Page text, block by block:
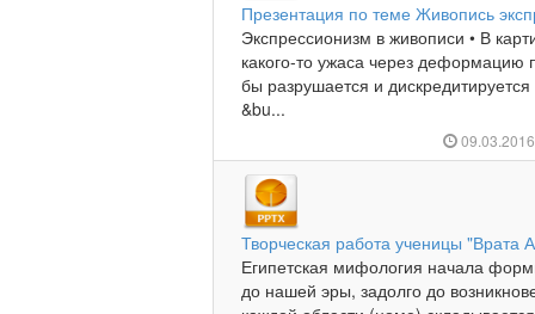
Презентация по теме Живопись
Экспрессионизм в живописи • В
какого-то ужаса через
бы разрушается и
&bu...
Творческая работа ученицы "Врата
Египетская мифология начала
до нашей эры, задолго до